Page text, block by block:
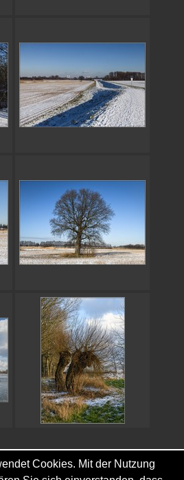
Cookies. Mit der Nutzung